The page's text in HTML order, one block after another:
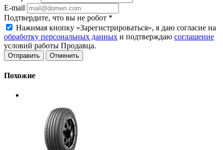
E-mail
Подтвердите, что вы не робот *
Нажимая кнопку «Зарегистрироваться», я даю согласие на
обработку персональных данных и подтверждаю соглашение
условий работы Продавца.
Отменить
Похожие